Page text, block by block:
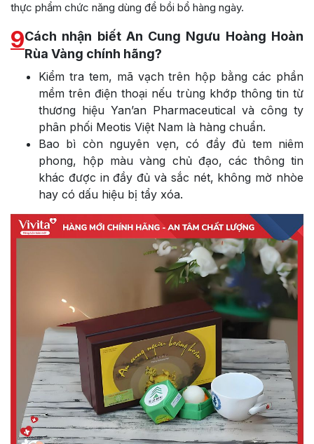
thực phẩm chức năng dùng để bồi bổ hàng ngày.
9Cách nhận biết An Cung Ngưu Hoàng Hoàn
Rùa Vàng chính hãng?
Kiểm tra tem, mã vạch trên hộp bằng các phần
mềm trên điện thoại nếu trùng khớp thông tin từ
thương hiệu Yan’an Pharmaceutical và công ty
phân phối Meotis Việt Nam là hàng chuẩn.
Bao bì còn nguyên vẹn, có đầy đủ tem niêm
phong, hộp màu vàng chủ đạo, các thông tin
khác được in đầy đủ và sắc nét, không mờ nhòe
hay có dấu hiệu bị tẩy xóa.